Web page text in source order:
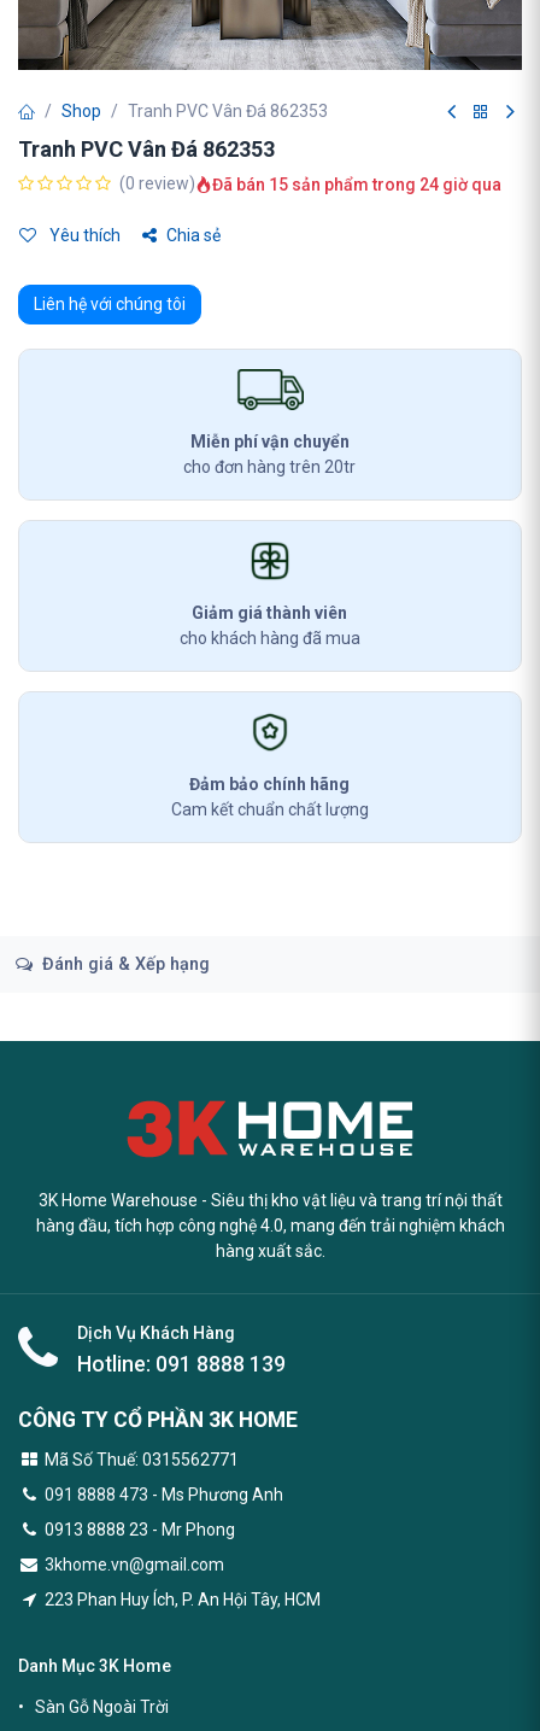
Shop Tranh PVC Vân Đá 862353
Tranh PVC Vân Đá 862353
(0 review) Đã bán 15 sản phẩm trong 24 giờ qua
Yêu thích Chia sẻ
Liên hệ với chúng tôi
Miễn phí vận chuyển
cho đơn hàng trên 20tr
Giảm giá thành viên
cho khách hàng đã mua
Đảm bảo chính hãng
Cam kết chuẩn chất lượng
Đánh giá & Xếp hạng
3K Home Warehouse - Siêu thị kho vật liệu và trang trí nội thất
hàng đầu, tích hợp công nghệ 4.0, mang đến trải nghiệm khách
hàng xuất sắc.
Dịch Vụ Khách Hàng
Hotline: 091 8888 139
CÔNG TY CỔ PHẦN 3K HOME
Mã Số Thuế: 0315562771
091 8888 473 - Ms Phương Anh
0913 8888 23 - Mr Phong
3khome.vn@gmail.com
223 Phan Huy Ích, P. An Hội Tây, HCM
Danh Mục 3K Home
Sàn Gỗ Ngoài Trời